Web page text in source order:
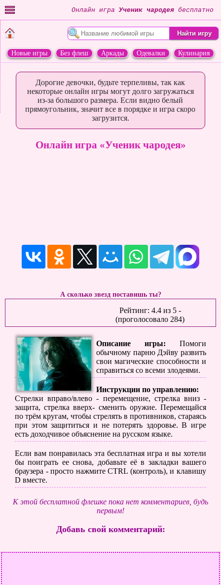
Онлайн игра Ученик чародея бесплатно
Новые игры Без флеш Аркады Одевалки
Кулинария
Дорогие девочки, будьте терпеливы, так как
некоторые онлайн игры могут долго загружаться
из-за большого размера. Если видно белый
прямоугольник, значит все в порядке и игра скоро
загрузится.
Онлайн игра «Ученик чародея»
А сколько звезд поставишь ты?
Рейтинг: 4.4из 5-
(проголосовало 284)
Описание игры: Помоги
обычному парню Дэйву развить
свои магические способности и
справиться со всеми злодеями.
Инструкции по управлению:
Стрелки вправо/влево - перемещение, стрелка вниз -
защита, стрелка вверх- сменить оружие. Перемещайся
по трём кругам, чтобы стрелять в противников, стараясь
при этом защититься и не потерять здоровье. В игре
есть доходчивое объяснение на русском языке.
Если вам понравилась эта бесплатная игра и вы хотели
бы поиграть ее снова, добавьте её в закладки вашего
браузера - просто нажмите CTRL (контроль), и клавишу
D вместе.
К этой бесплатной флешке пока нет комментариев, будь
первым!
Добавь свой комментарий: